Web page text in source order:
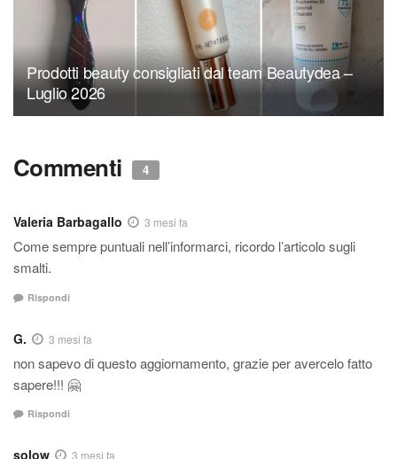
Prodotti beauty consigliati dal team Beautydea –
Luglio 2026
Commenti 4
Valeria Barbagallo 3 mesi fa
Come sempre puntuali nell’informarci, ricordo l’articolo sugli
smalti.
Rispondi
G. 3 mesi fa
non sapevo di questo aggiornamento, grazie per avercelo fatto
sapere!!! 🤗
Rispondi
solow 3 mesi fa